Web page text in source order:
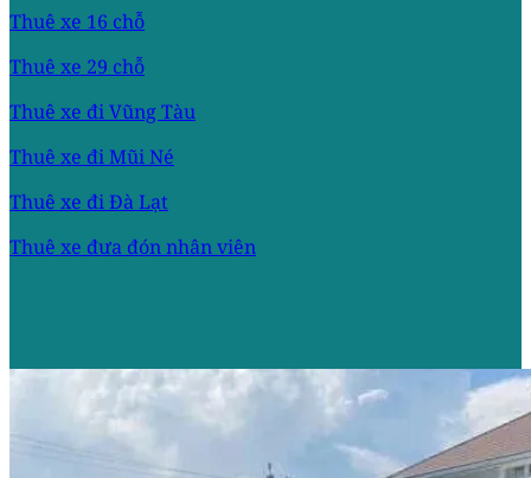
Thuê xe 16 chỗ
Thuê xe 29 chỗ
Thuê xe đi Vũng Tàu
Thuê xe đi Mũi Né
Thuê xe đi Đà Lạt
Thuê xe đưa đón nhân viên